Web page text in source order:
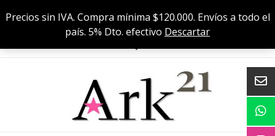
to
Cuenca 556 C, CABA
Precios sin IVA. Compra mínima $120000. Envíos a todo el país. 5% Dto.
efectivo
Precios sin IVA. Compra mínima $120.000. Envíos a todo el
país. 5% Dto. efectivo Descartar